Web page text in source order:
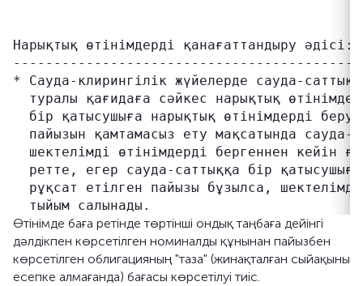
Нарықтық өтінімдерді қанағаттандыру
* Сауда-клирингілік жүйелерде сауда-
туралы қағидаға сәйкес нарықтық
бір қатысушыға нарықтық өтінімдерді
пайызын қамтамасыз ету мақсатында сауда-
шектелімді өтінімдерді бергеннен кейін
ретте, егер сауда-саттыққа бір
рұқсат етілген пайызы бұзылса,
Өтінімде баға ретінде төртінші ондық таңбаға дейінгі
дәлдікпен көрсетілген номиналды құнынан пайызбен
көрсетілген облигацияның "таза" (жинақталған сыйақыны
есепке алмағанда) бағасы көрсетілуі тиіс.